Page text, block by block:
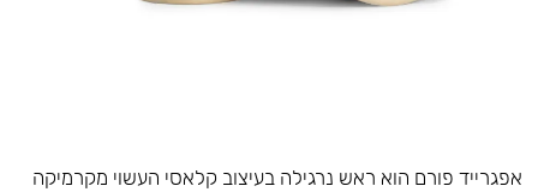
אפגרייד פורם הוא ראש נרגילה בעיצוב קלאסי העשוי מקרמיקה